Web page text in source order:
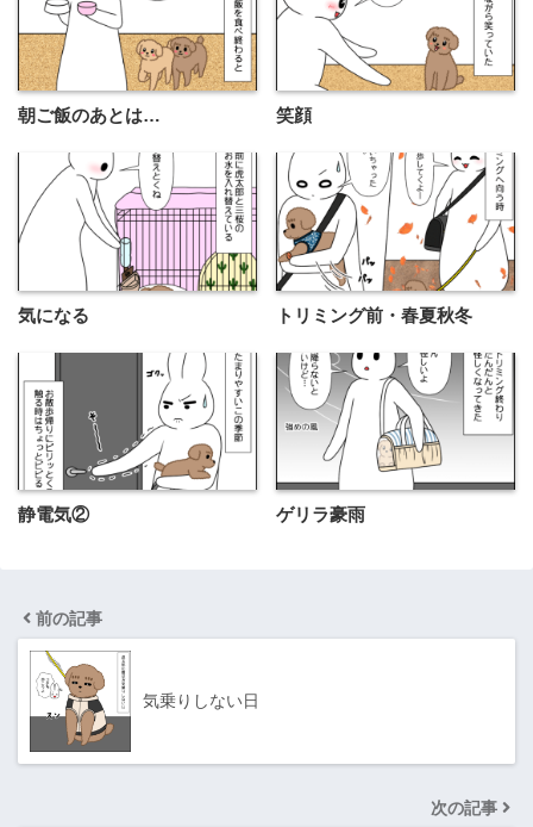
朝ご飯のあとは… 笑顔
気になる トリミング前・春夏秋冬
静電気② ゲリラ豪雨
前の記事
気乗りしない日
次の記事